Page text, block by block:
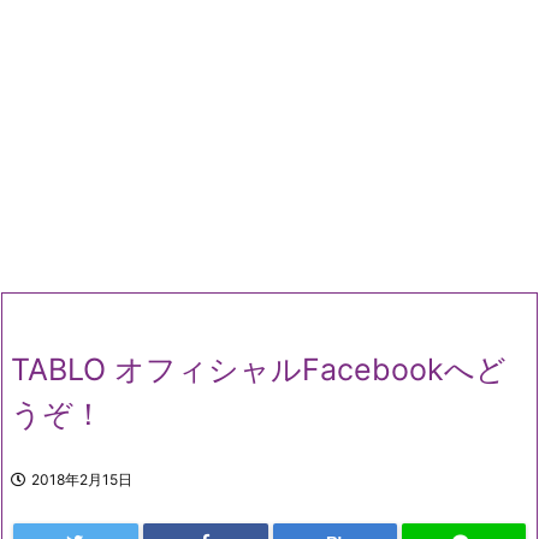
TABLO オフィシャルFacebookへど
うぞ！
2018年2月15日